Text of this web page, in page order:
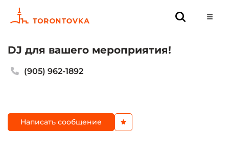
DJ для вашего мероприятия!
(905) 962-1892
Написать сообщение